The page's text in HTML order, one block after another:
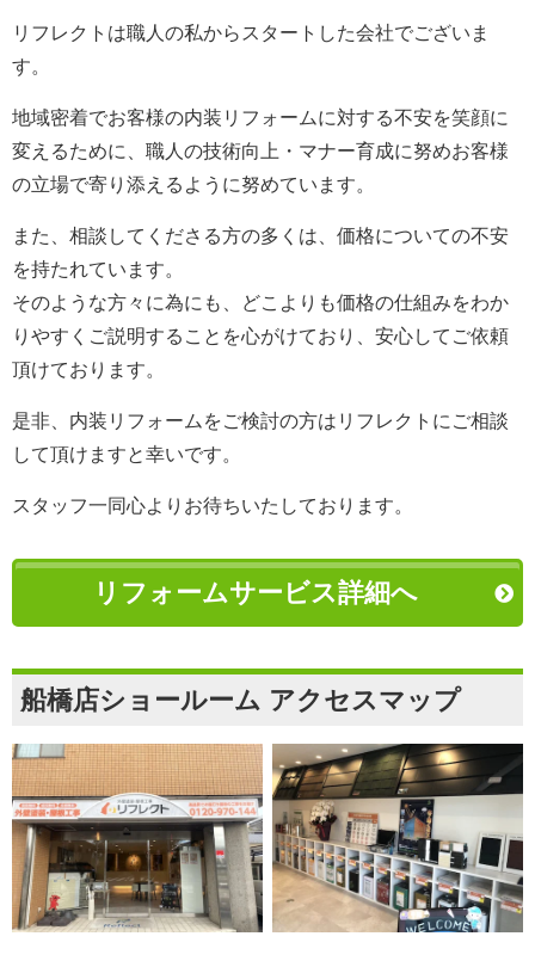
リフレクトは職人の私からスタートした会社でございま
す。
地域密着でお客様の内装リフォームに対する不安を笑顔に
変えるために、職人の技術向上・マナー育成に努めお客様
の立場で寄り添えるように努めています。
また、相談してくださる方の多くは、価格についての不安
を持たれています。
そのような方々に為にも、どこよりも価格の仕組みをわか
りやすくご説明することを心がけており、安心してご依頼
頂けております。
是非、内装リフォームをご検討の方はリフレクトにご相談
して頂けますと幸いです。
スタッフ一同心よりお待ちいたしております。
リフォームサービス詳細へ
船橋店ショールーム アクセスマップ